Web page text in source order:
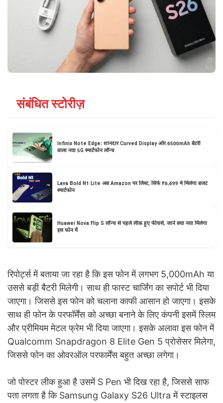
संबंधित स्टोरीज़
Infinix Note Edge: शानदार Curved Display और 6500mAh बैटरी
वाला नया 5G स्मार्टफोन लॉन्च
Lava Bold N1 Lite अब Amazon पर लिस्ट, सिर्फ ₹6,699 में मिलेगा बजट
स्मार्टफोन
Huawei Nova Flip S लॉन्च से पहले लीक हुए फीचर्स, जानें क्या नया मिलेगा
इस फोन में
रिपोर्ट्स में बताया जा रहा है कि इस फोन में लगभग 5,000mAh या
उससे बड़ी बैटरी मिलेगी। साथ ही फास्ट चार्जिंग का सपोर्ट भी दिया
जाएगा। जिससे इस फोन को चलाना काफी आसान हो जाएगा। इसके
साथ ही फोन के परफॉर्मेंस को अच्छा बनाने के लिए कंपनी इसमें स्लिम
और प्रीमियम मेटल फ्रेम भी दिया जाएगा। इसके अलावा इस फोन में
Qualcomm Snapdragon 8 Elite Gen 5 प्रोसेसर मिलेगा,
जिससे फोन का ओवरऑल परफार्मेंस बहुत अच्छा लगेगा।
जो पोस्टर लीक हुआ है उसमें S Pen भी दिख रहा है, जिससे साफ
पता लगता है कि Samsung Galaxy S26 Ultra में स्टाइलस